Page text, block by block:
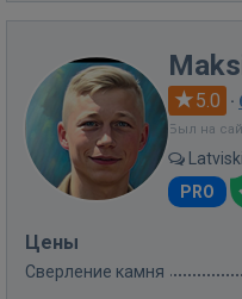
5.0 ·
Был на
PRO
Цены
Сверление камня